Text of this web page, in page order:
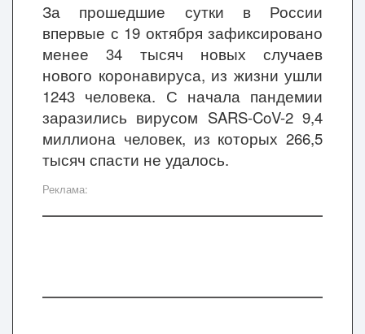
За прошедшие сутки в России
впервые с 19 октября зафиксировано
менее 34 тысяч новых случаев
нового коронавируса, из жизни ушли
1243 человека. С начала пандемии
заразились вирусом SARS-CoV-2 9,4
миллиона человек, из которых 266,5
тысяч спасти не удалось.
Реклама: